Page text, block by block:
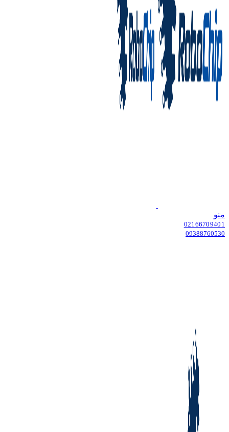
منو
02166709401
09388760530